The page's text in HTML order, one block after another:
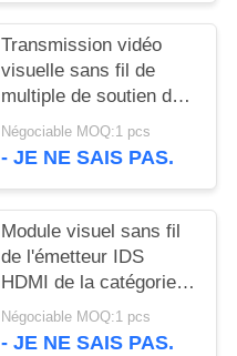
Transmission vidéo
visuelle sans fil de
multiple de soutien de
module d'émetteur de
CVBS/SDI/HDMI HD
Négociable MOQ:1 pcs
- JE NE SAIS PAS.
Module visuel sans fil
de l'émetteur IDS
HDMI de la catégorie
H.264 de module
industriel de cofdm
Négociable MOQ:1 pcs
- JE NE SAIS PAS.